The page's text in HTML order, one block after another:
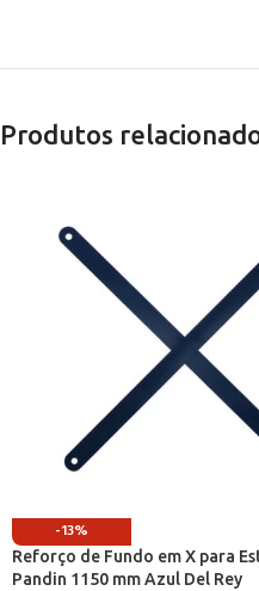
Produtos
-13%
Reforço de Fundo em X para
Pandin 1150 mm Azul Del Rey